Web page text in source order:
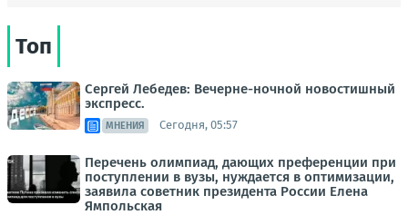
Топ
Сергей Лебедев: Вечерне-ночной новостишный
экспресс.
МНЕНИЯ Сегодня, 05:57
Перечень олимпиад, дающих преференции при
поступлении в вузы, нуждается в оптимизации,
заявила советник президента России Елена
Ямпольская